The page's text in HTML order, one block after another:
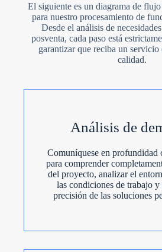
El siguiente es un diagrama de
para nuestro procesamiento de
Desde el análisis de
posventa, cada paso está
garantizar que reciba un
calidad.
Análisis de
Comuníquese en profundidad
para comprender
del proyecto, analizar el
las condiciones de trabajo y
precisión de las soluciones